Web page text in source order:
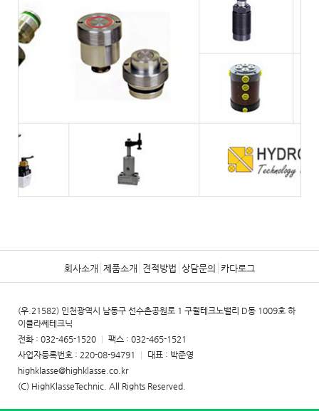
회사소개 제품소개 견적방법 상담문의 카다로그
(우.21582) 인천광역시 남동구 선수촌공원로 1 구월테크노밸리 D동 1009호 하
이클라쎄테크닉
전화 : 032-465-1520
팩스 : 032-465-1521
사업자등록번호 : 220-08-94791
대표 : 박준영
highklasse@highklasse.co.kr
(C) HighKlasseTechnic. All Rights Reserved.